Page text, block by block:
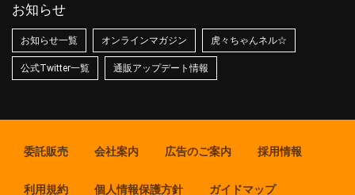
お知らせ
お知らせ一覧 オンラインマガジン 虎々ちゃんネル☆
公式Twitter一覧 通販アップデート情報
委託販売 会社案内 広告のご案内 採用情報
利用規約 個人情報保護方針 ガイドマップ